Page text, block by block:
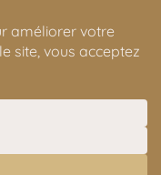
âme
Contact